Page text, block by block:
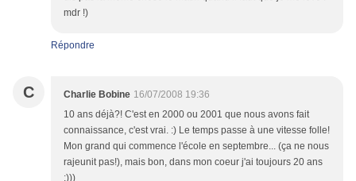
mdr !)
Répondre
C Charlie Bobine 16/07/2008 19:36
10 ans déjà?! C'est en 2000 ou 2001 que nous avons fait
connaissance, c'est vrai. :) Le temps passe à une vitesse folle!
Mon grand qui commence l'école en septembre... (ça ne nous
rajeunit pas!), mais bon, dans mon coeur j'ai toujours 20 ans
;)))